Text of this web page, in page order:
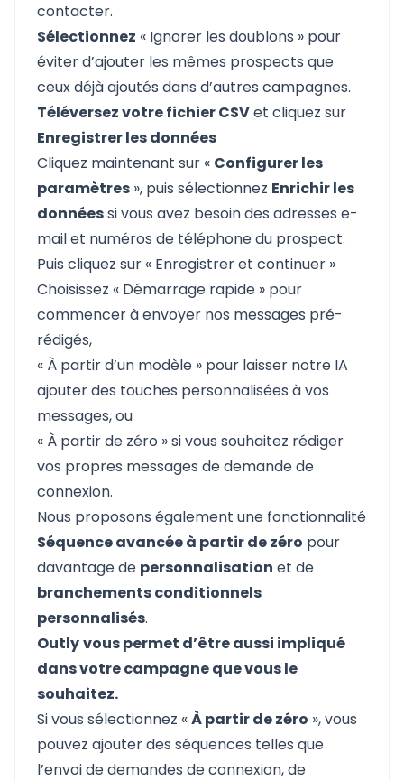
contacter.
Sélectionnez « Ignorer les doublons » pour
éviter d’ajouter les mêmes prospects que
ceux déjà ajoutés dans d’autres campagnes.
Téléversez votre fichier CSVet cliquez sur
Enregistrer les données
Cliquez maintenant sur « Configurer les
paramètres », puis sélectionnez Enrichir les
donnéessi vous avez besoin des adresses e-
mail et numéros de téléphone du prospect.
Puis cliquez sur « Enregistrer et continuer »
Choisissez « Démarrage rapide » pour
commencer à envoyer nos messages pré-
rédigés,
« À partir d’un modèle » pour laisser notre IA
ajouter des touches personnalisées à vos
messages, ou
« À partir de zéro » si vous souhaitez rédiger
vos propres messages de demande de
connexion.
Nous proposons également une fonctionnalité
Séquence avancée à partir de zéro pour
davantage de personnalisation et de
branchements conditionnels
personnalisés.
Outlyvous permet d’être aussi impliqué
dans votre campagne que vous le
souhaitez.
Si vous sélectionnez «À partir de zéro », vous
pouvez ajouter des séquences telles que
l’envoi de demandes de connexion, de